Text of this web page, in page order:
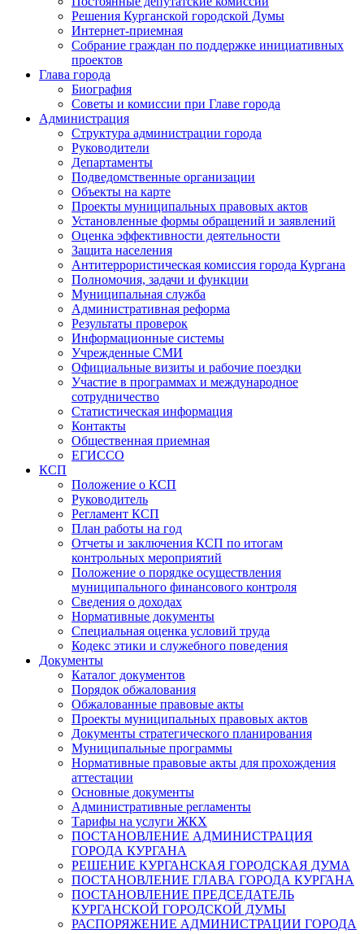
Решения Курганской городской Думы
Интернет-приемная
Собрание граждан по поддержке инициативных
проектов
Глава города
Биография
Советы и комиссии при Главе города
Администрация
Структура администрации города
Руководители
Департаменты
Подведомственные организации
Объекты на карте
Проекты муниципальных правовых актов
Установленные формы обращений и заявлений
Оценка эффективности деятельности
Защита населения
Антитеррористическая комиссия города Кургана
Полномочия, задачи и функции
Муниципальная служба
Административная реформа
Результаты проверок
Информационные системы
Учрежденные СМИ
Официальные визиты и рабочие поездки
Участие в программах и международное
сотрудничество
Статистическая информация
Контакты
Общественная приемная
ЕГИССО
КСП
Положение о КСП
Руководитель
Регламент КСП
План работы на год
Отчеты и заключения КСП по итогам
контрольных мероприятий
Положение о порядке осуществления
муниципального финансового контроля
Сведения о доходах
Нормативные документы
Специальная оценка условий труда
Кодекс этики и служебного поведения
Документы
Каталог документов
Порядок обжалования
Обжалованные правовые акты
Проекты муниципальных правовых актов
Документы стратегического планирования
Муниципальные программы
Нормативные правовые акты для прохождения
аттестации
Основные документы
Административные регламенты
Тарифы на услуги ЖКХ
ПОСТАНОВЛЕНИЕ АДМИНИСТРАЦИЯ
ГОРОДА КУРГАНА
РЕШЕНИЕ КУРГАНСКАЯ ГОРОДСКАЯ ДУМА
ПОСТАНОВЛЕНИЕ ГЛАВА ГОРОДА КУРГАНА
ПОСТАНОВЛЕНИЕ ПРЕДСЕДАТЕЛЬ
КУРГАНСКОЙ ГОРОДСКОЙ ДУМЫ
РАСПОРЯЖЕНИЕ АДМИНИСТРАЦИИ ГОРОДА